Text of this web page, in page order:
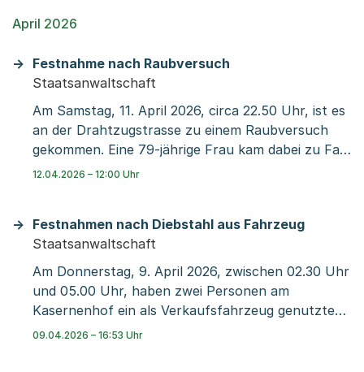
erlitt dabei tödliche Verletzungen. Hinweise auf
April 2026
Festnahme nach Raubversuch
Staatsanwaltschaft
Am Samstag, 11. April 2026, circa 22.50 Uhr, ist es
an der Drahtzugstrasse zu einem Raubversuch
gekommen. Eine 79-jährige Frau kam dabei zu Fall.
Sie wurde nicht verletzt. Aufgrund von Hinweisen
Staatsanwaltschaft Basel-Stadt festnehmen.
12.04.2026 – 12:00 Uhr
Festnahmen nach Diebstahl aus Fahrzeug
Staatsanwaltschaft
Am Donnerstag, 9. April 2026, zwischen 02.30 Uhr
und 05.00 Uhr, haben zwei Personen am
Kasernenhof ein als Verkaufsfahrzeug genutztes
dreirädriges Motorfahrzeug aufgebrochen und
09.04.2026 – 16:53 Uhr